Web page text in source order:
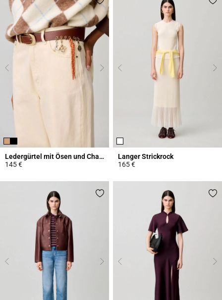
Ledergürtel mit Ösen und Charms
145 €
Langer Strickrock
165 €